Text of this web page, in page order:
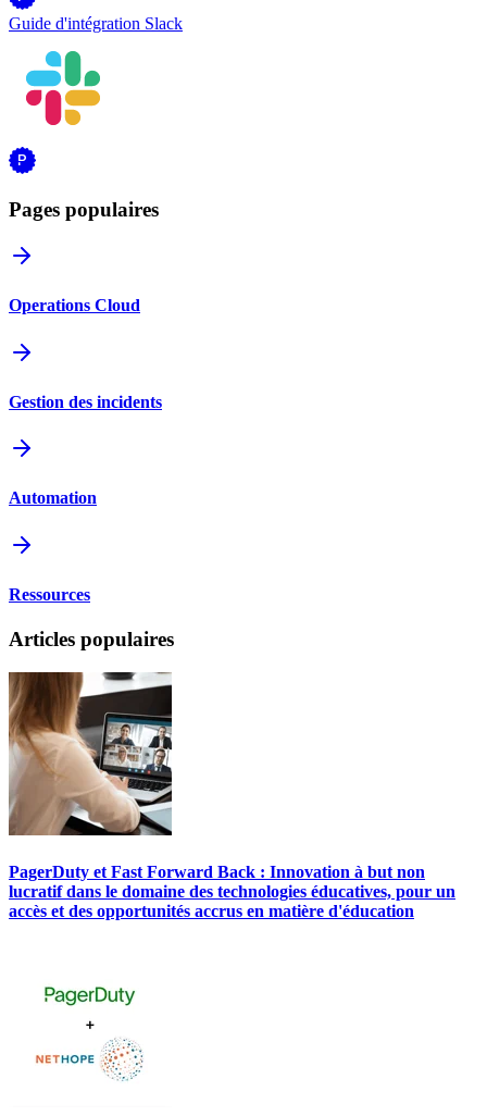
Guide d'intégration Slack
Pages populaires
Operations Cloud
Gestion des incidents
Automation
Ressources
Articles populaires
PagerDuty et Fast Forward Back : Innovation à but non
lucratif dans le domaine des technologies éducatives, pour un
accès et des opportunités accrus en matière d'éducation